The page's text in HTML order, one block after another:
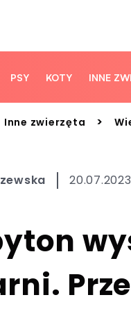
PSY KOTY INNE
Inne zwierzęta >